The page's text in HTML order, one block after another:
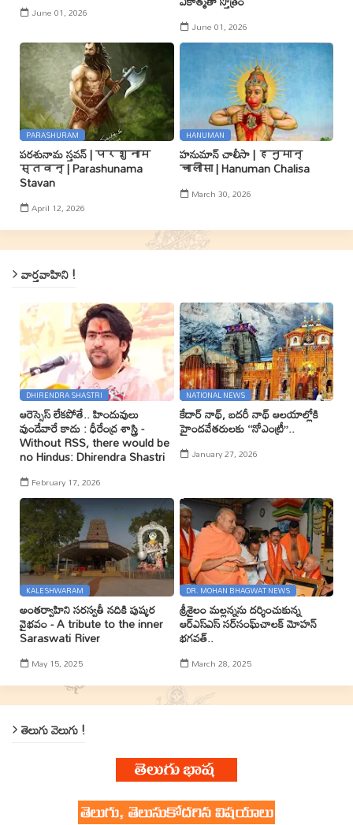
June 01, 2026
June 01, 2026
PARASHURAM
పరశునామ స్తవన్ | परशुनाम
स्तवन् | Parashunama
Stavan
April 12, 2026
HANUMAN
హనుమాన్ చాలీసా | हनुमान्
चालीसा | Hanuman Chalisa
March 30, 2026
వార్తవాహిని !
DHIRENDRA SHASTRI
ఆరెస్సెస్ లేకపోతే.. హిందువులు
వుండేవారే కాదు : ధీరేంద్ర శాస్త్రి -
Without RSS, there would be
no Hindus: Dhirendra Shastri
February 17, 2026
NATIONAL NEWS
కేదార్ నాథ్, బదరీ నాథ్ ఆలయాల్లోకి
హైందవేతరులకు ‘‘నోఎంట్రీ’’..
January 27, 2026
KALESHWARAM
అంతర్వాహిని సరస్వతీ నదికి పుష్కర
వైభవం - A tribute to the inner
Saraswati River
May 15, 2025
DR. MOHAN BHAGWAT NEWS
శ్రీశైలం మల్లన్నను దర్శించుకున్న
ఆర్ఎస్ఎస్ సర్‌సంఘ్‌చాలక్ మోహన్
భగవత్..
March 28, 2025
తెలుగు వెలుగు !